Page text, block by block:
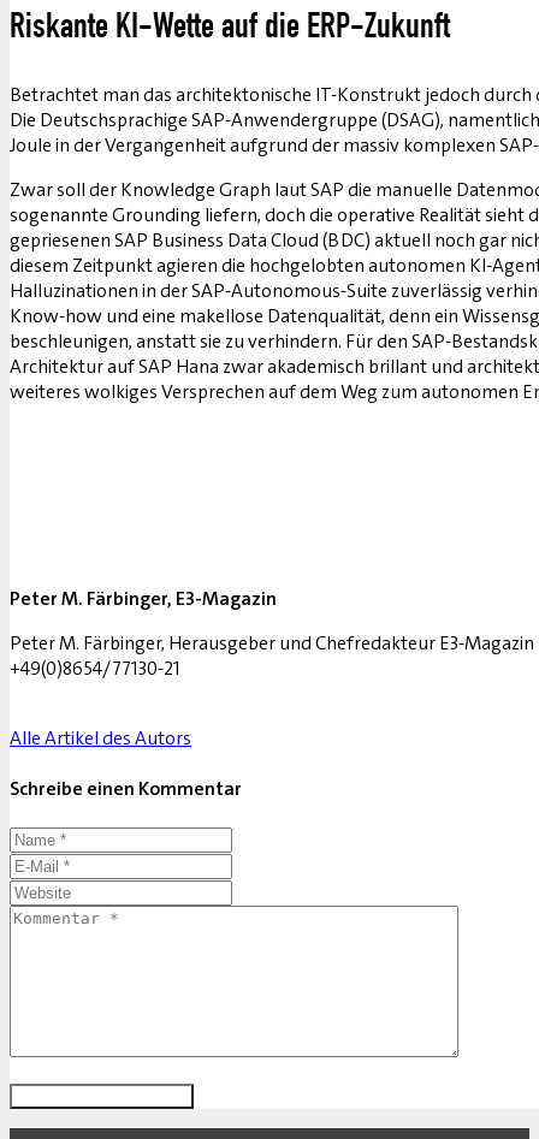
Riskante KI-Wette auf die ERP-Zukunft
Betrachtet man das architektonische IT-Konstrukt jedoch durch
Die Deutschsprachige SAP-Anwendergruppe (DSAG),
Joule in der Vergangenheit aufgrund der massiv komplexen
Zwar soll der Knowledge Graph laut SAP die manuelle
sogenannte Grounding liefern, doch die operative Realität sieht
gepriesenen SAP Business Data Cloud (BDC) aktuell noch gar
diesem Zeitpunkt agieren die hochgelobten autonomen KI-
Halluzinationen in der SAP-Autonomous-Suite zuverlässig
Know-how und eine makellose Datenqualität, denn ein
beschleunigen, anstatt sie zu verhindern. Für den SAP-
Architektur auf SAP Hana zwar akademisch brillant und
weiteres wolkiges Versprechen auf dem Weg zum autonomen
Peter M. Färbinger, E3-Magazin
Peter M. Färbinger, Herausgeber und Chefredakteur E3-
+49(0)8654/77130-21
Alle Artikel des Autors
Schreibe einen Kommentar